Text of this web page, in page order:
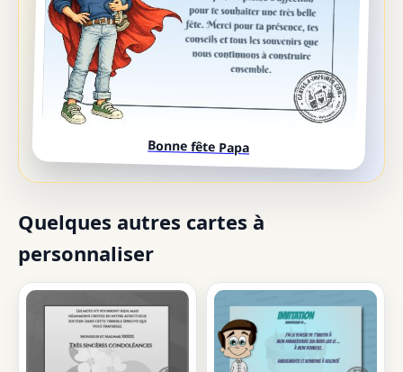
Bonne fête Papa
Quelques autres cartes à
personnaliser